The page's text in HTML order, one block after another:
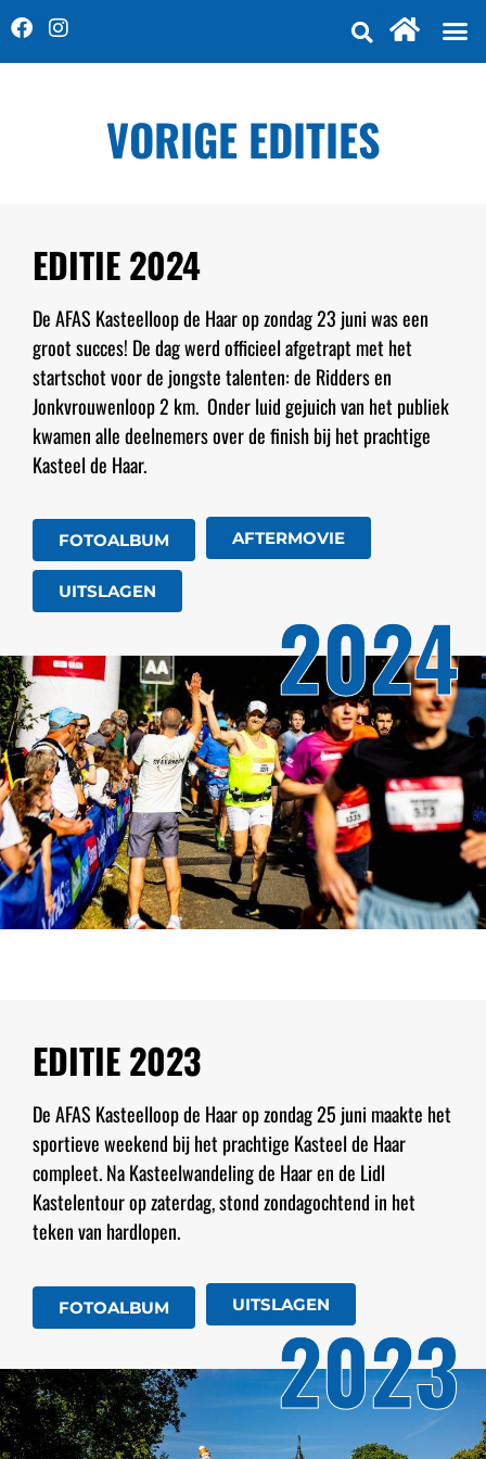
VORIGE EDITIES
EDITIE 2024
De AFAS Kasteelloop de Haar op zondag 23 juni was een
groot succes! De dag werd officieel afgetrapt met het
startschot voor de jongste talenten: de Ridders en
Jonkvrouwenloop 2 km. Onder luid gejuich van het publiek
kwamen alle deelnemers over de finish bij het prachtige
Kasteel de Haar.
FOTOALBUM AFTERMOVIE
UITSLAGEN
2024
EDITIE 2023
De AFAS Kasteelloop de Haar op zondag 25 juni maakte het
sportieve weekend bij het prachtige Kasteel de Haar
compleet. Na Kasteelwandeling de Haar en de Lidl
Kastelentour op zaterdag, stond zondagochtend in het
teken van hardlopen.
FOTOALBUM UITSLAGEN
2023